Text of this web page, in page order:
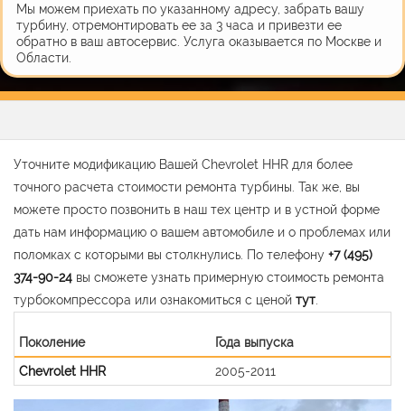
Мы можем приехать по указанному адресу, забрать вашу
турбину, отремонтировать ее за 3 часа и привезти ее
обратно в ваш автосервис. Услуга оказывается по Москве и
Области.
Уточните модификацию Вашей Chevrolet HHR для более
точного расчета стоимости ремонта турбины. Так же, вы
можете просто позвонить в наш тех центр и в устной форме
дать нам информацию о вашем автомобиле и о проблемах или
поломках с которыми вы столкнулись. По телефону +7 (495)
374-90-24 вы сможете узнать примерную стоимость ремонта
турбокомпрессора или ознакомиться с ценой тут
Поколение
Года выпуска
Chevrolet HHR
2005-2011